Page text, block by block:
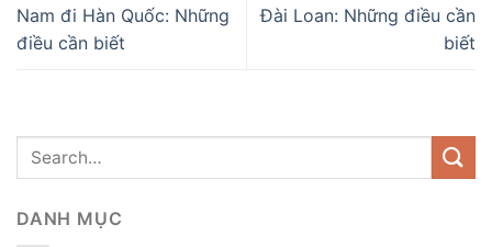
Nam đi Hàn Quốc: Những
điều cần biết
Đài Loan: Những điều cần
biết
DANH MỤC